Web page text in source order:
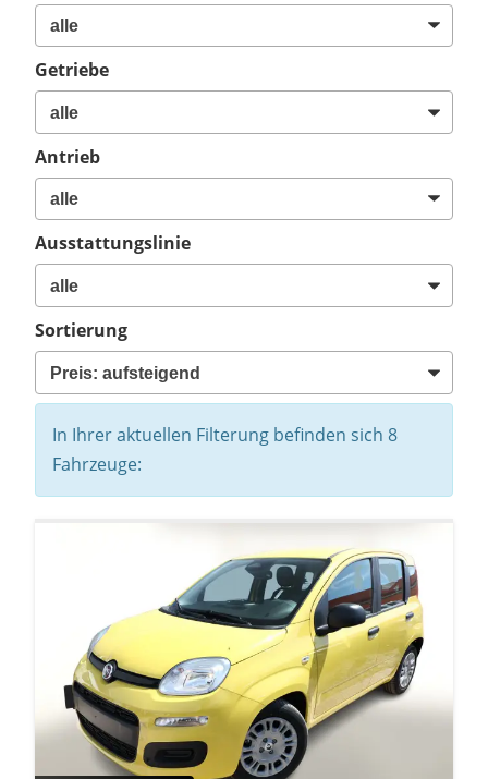
Getriebe
Antrieb
Ausstattungslinie
Sortierung
In Ihrer aktuellen Filterung befinden sich 8
Fahrzeuge: